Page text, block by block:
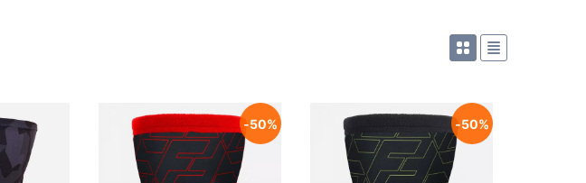
50 50